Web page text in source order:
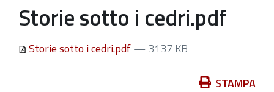
Storie sotto i cedri.pdf
Storie sotto i cedri.pdf— 3137 KB
STAMPA